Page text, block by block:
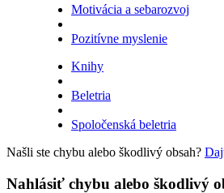
Motivácia a sebarozvoj
Pozitívne myslenie
Knihy
Beletria
Spoločenská beletria
Našli ste chybu alebo škodlivý obsah?
Nahlásiť chybu alebo škodlivý